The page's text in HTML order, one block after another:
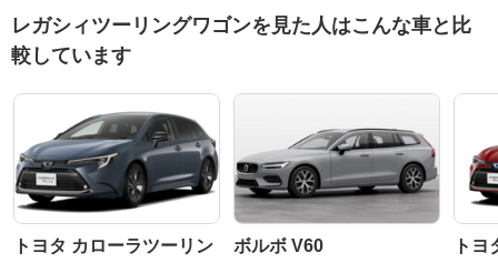
レガシィツーリングワゴンを見た人はこんな車と比
較しています
トヨタ カローラツーリン ボルボ V60 ト